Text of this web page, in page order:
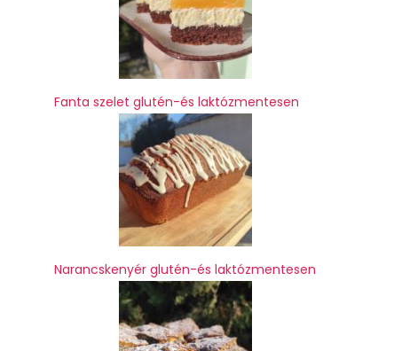
Fanta szelet glutén-és laktózmentesen
Narancskenyér glutén-és laktózmentesen